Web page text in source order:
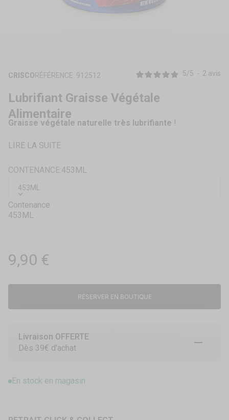
SUR
L'IMAGE
CRISCORÉFÉRENCE: 912512 5/5 - 2 avis
Lubrifiant Graisse Végétale
Alimentaire
Graisse végétale naturelle très lubrifiante !
LIRE LA SUITE
CONTENANCE:453ML
453ML
Contenance
453ML
Prix de vente
9,90 €
RÉSERVER EN BOUTIQUE
Livraison OFFERTE
Dès 39€ d'achat
En stock en magasin